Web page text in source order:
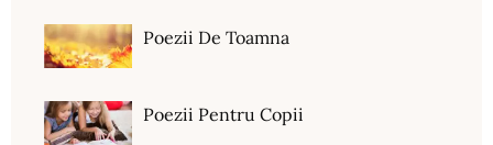
Poezii De Toamna
Poezii Pentru Copii